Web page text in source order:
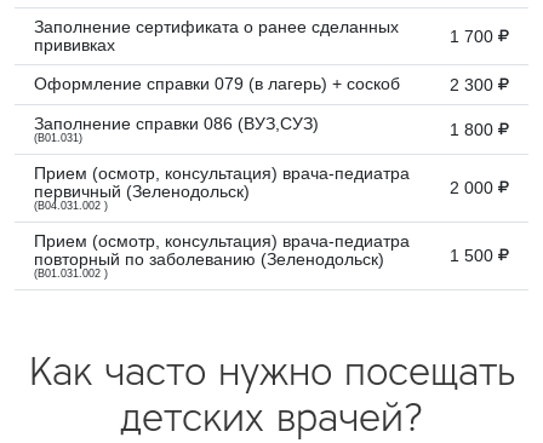
Заполнение сертификата о ранее сделанных
прививках
1 700
Оформление справки 079 (в лагерь) + соскоб
2 300
Заполнение справки 086 (ВУЗ,СУЗ)
(B01.031) 1 800
Прием (осмотр, консультация) врача-педиатра
первичный (Зеленодольск)
(B04.031.002 )
2 000
Прием (осмотр, консультация) врача-педиатра
повторный по заболеванию (Зеленодольск)
(B01.031.002 )
1 500
Как часто нужно посещать
детских врачей?